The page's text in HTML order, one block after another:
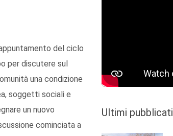
del ciclo
per discutere sul
una condizione
soggetti sociali e
un nuovo
cominciata a
Ultimi pubblicati